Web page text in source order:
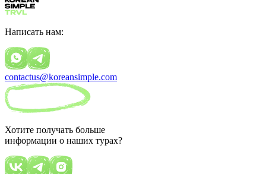
Написать нам:
contactus@koreansimple.com
Хотите получать больше
информации о наших турах?